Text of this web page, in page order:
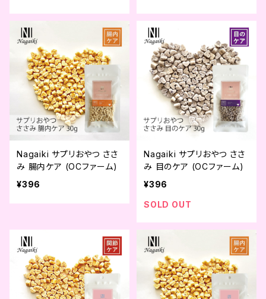
Nagaiki サプリおやつ ささ
み 腸内ケア (OCファーム)
¥396
Nagaiki サプリおやつ ささ
み 目のケア (OCファーム)
¥396
SOLD OUT